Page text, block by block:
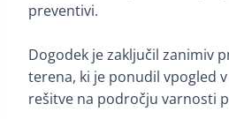
preventivi.
Dogodek je zaključil zanimiv
terena, ki je ponudil vpogled
rešitve na področju varnosti